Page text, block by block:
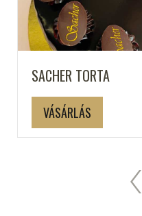
SACHER TORTA
VÁSÁRLÁS